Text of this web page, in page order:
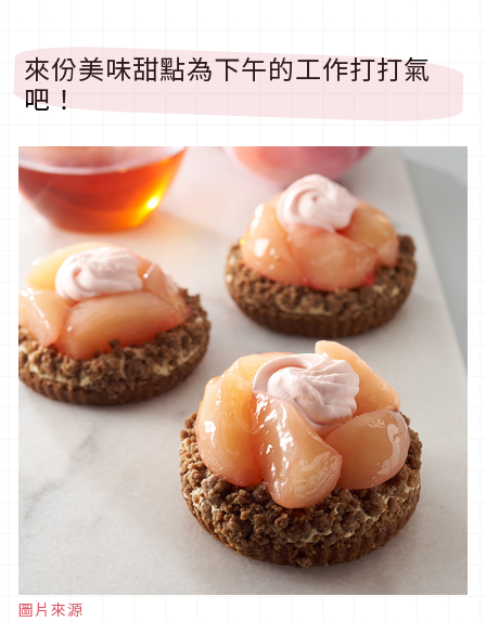
來份美味甜點為下午的工作打打氣
吧！
圖片來源